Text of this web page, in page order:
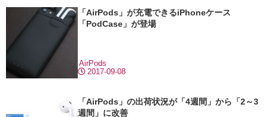
「AirPods」が充電できるiPhoneケース
「PodCase」が登場
2017-09-08
AirPods
「AirPods」の出荷状況が「4週間」から「2～3
週間」に改善